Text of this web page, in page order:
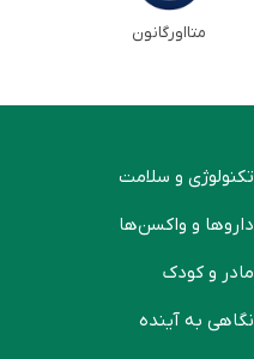
متااورگانون
تکنولوژی و سلامت
دارو‌ها و واکسن‌ها
مادر و کودک
نگاهی به آینده